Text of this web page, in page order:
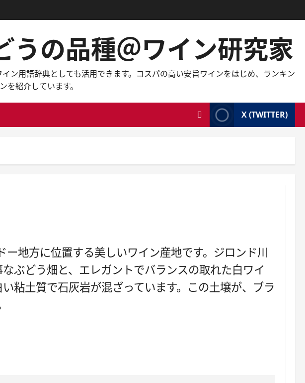
の品種＠ワイン研究家
ン用語辞典としても活用できます。コスパの高い安旨ワインをはじめ、ランキン
を紹介しています。
X (TWITTER)
地方に位置する美しいワイン産地です。ジロンド川
ぶどう畑と、エレガントでバランスの取れた白ワイ
粘土質で石灰岩が混ざっています。この土壌が、ブラ